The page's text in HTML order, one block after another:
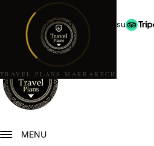
TRAVEL PLANS MARRAKECH
★★★★★ 5,0 stelle su
MENU